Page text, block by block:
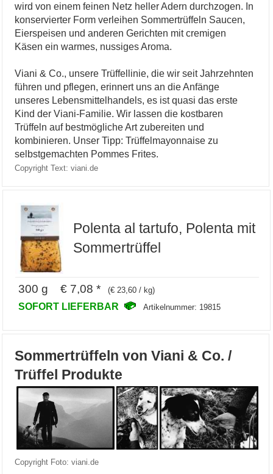
wird von einem feinen Netz heller Adern durchzogen. In
konservierter Form verleihen Sommertrüffeln Saucen,
Eierspeisen und anderen Gerichten mit cremigen
Käsen ein warmes, nussiges Aroma.
Viani & Co., unsere Trüffellinie, die wir seit Jahrzehnten
führen und pflegen, erinnert uns an die Anfänge
unseres Lebensmittelhandels, es ist quasi das erste
Kind der Viani-Familie. Wir lassen die kostbaren
Trüffeln auf bestmögliche Art zubereiten und
kombinieren. Unser Tipp: Trüffelmayonnaise zu
selbstgemachten Pommes Frites.
Copyright Text: viani.de
Polenta al tartufo, Polenta mit
Sommertrüffel
300 g € 7,08 * (€ 23,60 / kg)
SOFORT LIEFERBAR Artikelnummer: 19815
Sommertrüffeln von Viani & Co. /
Trüffel Produkte
Copyright Foto: viani.de